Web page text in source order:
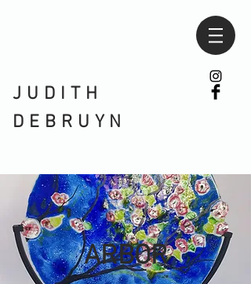
JUDITH
DEBRUYN
ARBOR